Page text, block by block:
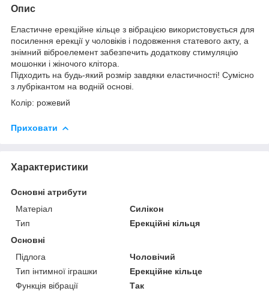
Опис
Еластичне ерекційне кільце з вібрацією використовується для
посилення ерекції у чоловіків і подовження статевого акту, а
знімний віброелемент забезпечить додаткову стимуляцію
мошонки і жіночого клітора.
Підходить на будь-який розмір завдяки еластичності! Сумісно
з лубрікантом на водній основі.
Колір: рожевий
Приховати
Характеристики
Основні атрибути
Матеріал
Силікон
Тип
Ерекційні кільця
Основні
Підлога
Чоловічий
Тип інтимної іграшки
Ерекційне кільце
Функція вібрації
Так